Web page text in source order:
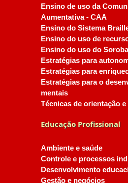
Ensino de uso da
Aumentativa - CAA
Ensino do Sistema
Ensino do uso de
Ensino do uso do
Estratégias para
Estratégias para
Estratégias para o
mentais
Técnicas de orientação
Educação Profissional
Ambiente e saúde
Controle e processos
Desenvolvimento
Gestão e negócios